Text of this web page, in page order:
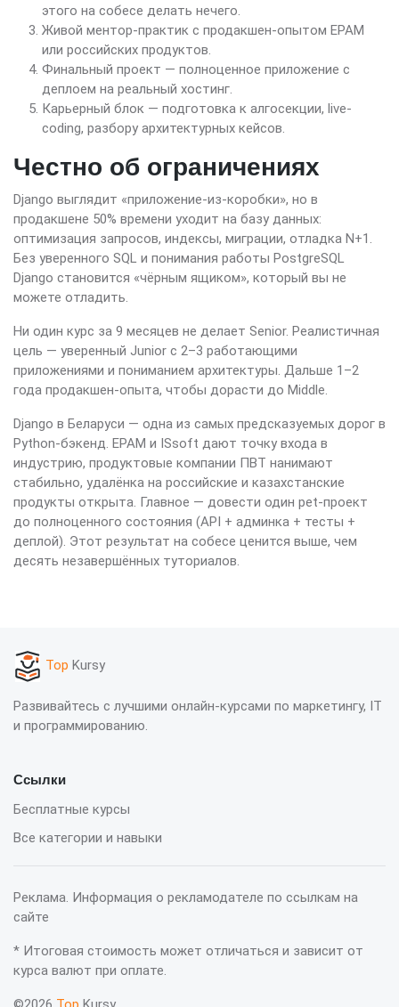
этого на собесе делать нечего.
Живой ментор-практик с продакшен-опытом EPAM
или российских продуктов.
Финальный проект — полноценное приложение с
деплоем на реальный хостинг.
Карьерный блок — подготовка к алгосекции, live-
coding, разбору архитектурных кейсов.
Честно об ограничениях
Django выглядит «приложение-из-коробки», но в
продакшене 50% времени уходит на базу данных:
оптимизация запросов, индексы, миграции, отладка N+1.
Без уверенного SQL и понимания работы PostgreSQL
Django становится «чёрным ящиком», который вы не
можете отладить.
Ни один курс за 9 месяцев не делает Senior. Реалистичная
цель — уверенный Junior с 2–3 работающими
приложениями и пониманием архитектуры. Дальше 1–2
года продакшен-опыта, чтобы дорасти до Middle.
Django в Беларуси — одна из самых предсказуемых дорог в
Python-бэкенд. EPAM и ISsoft дают точку входа в
индустрию, продуктовые компании ПВТ нанимают
стабильно, удалёнка на российские и казахстанские
продукты открыта. Главное — довести один pet-проект
до полноценного состояния (API + админка + тесты +
деплой). Этот результат на собесе ценится выше, чем
десять незавершённых туториалов.
Top Kursy
Развивайтесь с лучшими онлайн-курсами по маркетингу, IT
и программированию.
Ссылки
Бесплатные курсы
Все категории и навыки
Реклама. Информация о рекламодателе по ссылкам на
сайте
* Итоговая стоимость может отличаться и зависит от
курса валют при оплате.